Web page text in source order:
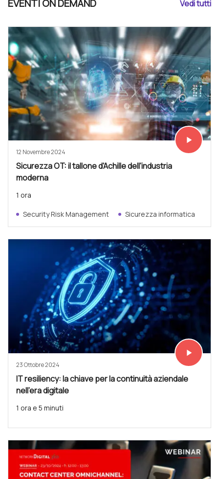
EVENTI ON DEMAND Vedi tutti
Vedi subito
play_arrow
12 Novembre 2024
Sicurezza OT: il tallone d'Achille dell'industria
moderna
1 ora
Security Risk Management Sicurezza informatica
Vedi subito
play_arrow
23 Ottobre 2024
IT resiliency: la chiave per la continuità aziendale
nell'era digitale
1 ora e 5 minuti